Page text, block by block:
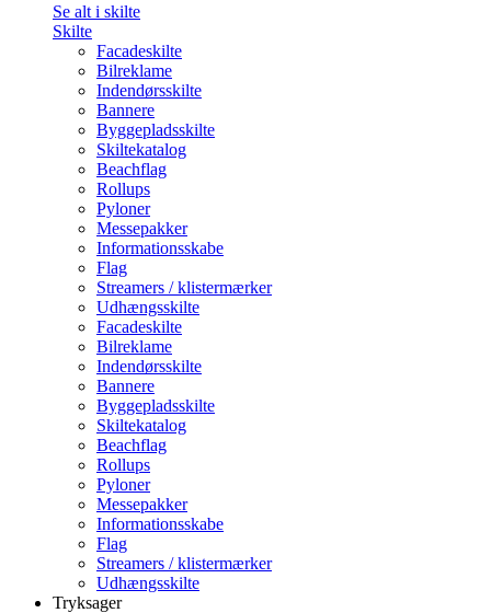
Se alt i skilte
Skilte
Facadeskilte
Bilreklame
Indendørsskilte
Bannere
Byggepladsskilte
Skiltekatalog
Beachflag
Rollups
Pyloner
Messepakker
Informationsskabe
Flag
Streamers / klistermærker
Udhængsskilte
Facadeskilte
Bilreklame
Indendørsskilte
Bannere
Byggepladsskilte
Skiltekatalog
Beachflag
Rollups
Pyloner
Messepakker
Informationsskabe
Flag
Streamers / klistermærker
Udhængsskilte
Tryksager